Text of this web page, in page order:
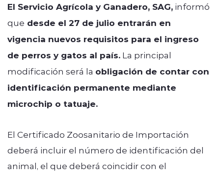
El Servicio Agrícola y Ganadero, SAG, informó
que desde el 27 de julio entrarán en
vigencia nuevos requisitos para el ingreso
de perros y gatos al país. La principal
modificación será la obligación de contar con
identificación permanente mediante
microchip o tatuaje.
El Certificado Zoosanitario de Importación
deberá incluir el número de identificación del
animal, el que deberá coincidir con el